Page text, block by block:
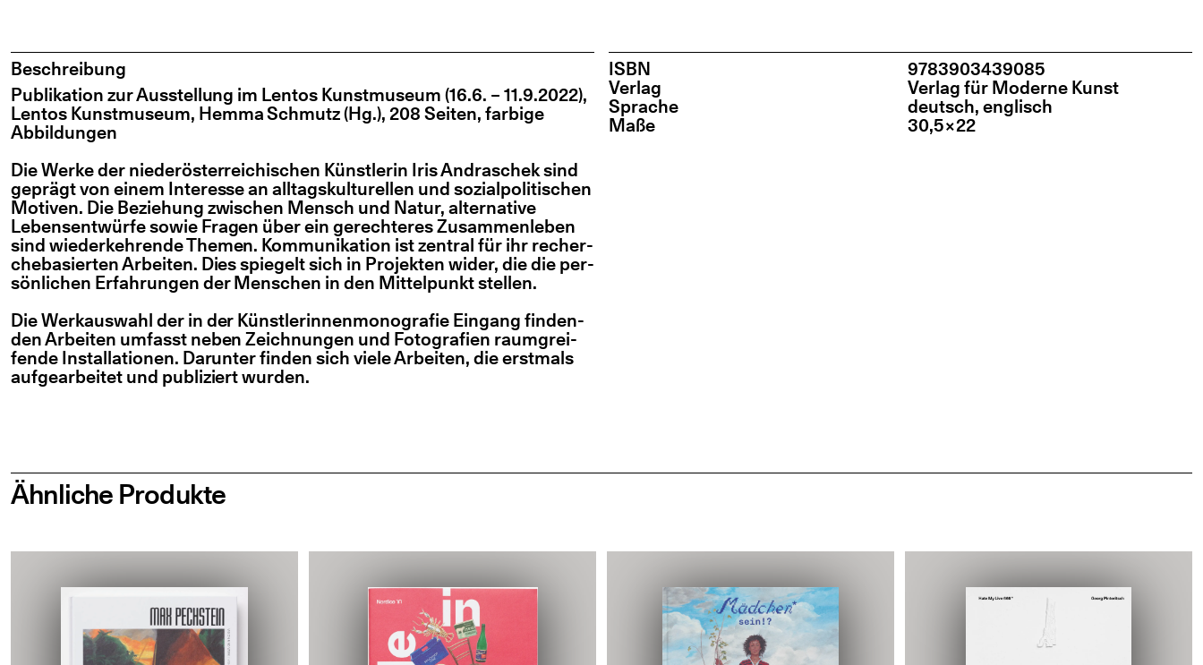
Beschreibung
Publi­ka­ti­on zur Aus­stel­lung im Lentos Kunst­mu­se­um (16.6. – 11.9.2022),
Lentos Kunst­mu­se­um, Hem­ma Schmutz (Hg.), 208 Sei­ten, far­bi­ge
Abbildungen
Die Wer­ke der nie­der­ös­ter­rei­chi­schen Künst­le­rin Iris Andra­schek sind
geprägt von einem Inter­es­se an all­tags­kul­tu­rel­len und sozi­al­po­li­ti­schen
Moti­ven. Die Bezie­hung zwi­schen Mensch und Natur, alter­na­ti­ve
Lebens­ent­wür­fe sowie Fra­gen über ein gerech­te­res Zusam­men­le­ben
sind wie­der­keh­ren­de The­men. Kom­mu­ni­ka­ti­on ist zen­tral für ihr recher­
che­ba­sier­ten Arbei­ten. Dies spie­gelt sich in Pro­jek­ten wider, die die per­
sön­li­chen Erfah­run­gen der Men­schen in den Mit­tel­punkt stellen.
Die Werk­aus­wahl der in der Künst­ler­in­nen­mo­no­gra­fie Ein­gang fin­den­
den Arbei­ten umfasst neben Zeich­nun­gen und Foto­gra­fien raum­grei­
fen­de Instal­la­tio­nen. Dar­un­ter fin­den sich vie­le Arbei­ten, die erst­mals
auf­ge­ar­bei­tet und publi­ziert wurden.
ISBN 9783903439085
Ver­lag Ver­lag für Moder­ne Kunst
Spra­che deutsch, eng­lisch
Maße 30,5×22
Ähnliche Produkte